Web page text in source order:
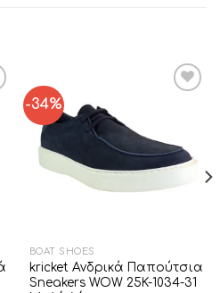
-34%
BOAT SHOES
kricket Ανδρικά Παπούτσια
Sneakers WOW 25K-1034-31